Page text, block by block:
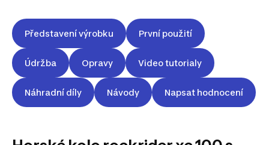
Představení výrobku První použití
Údržba Opravy Video tutorialy
Náhradní díly Návody Napsat hodnocení